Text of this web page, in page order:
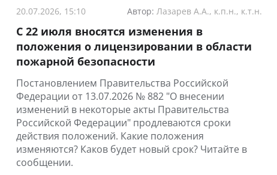
20.07.2026, 15:10 Автор: Лазарев А.А., к.п.н., к.т.н.
С 22 июля вносятся изменения в
положения о лицензировании в области
пожарной безопасности
Постановлением Правительства Российской
Федерации от 13.07.2026 № 882 "О внесении
изменений в некоторые акты Правительства
Российской Федерации" продлеваются сроки
действия положений. Какие положения
изменяются? Каков будет новый срок? Читайте в
сообщении.